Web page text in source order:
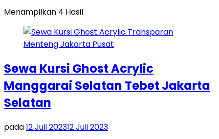
Menampilkan 4 Hasil
Sewa Kursi Ghost Acrylic
Manggarai Selatan Tebet Jakarta
Selatan
pada12 Juli 202312 Juli 2023